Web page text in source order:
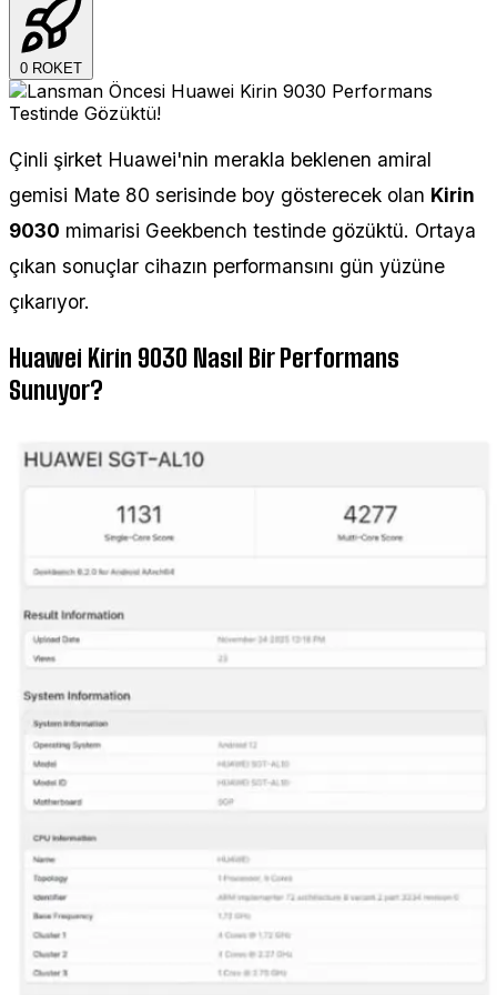
0 ROKET
Çinli şirket Huawei'nin merakla beklenen amiral
gemisi Mate 80 serisinde boy gösterecek olan Kirin
9030 mimarisi Geekbench testinde gözüktü. Ortaya
çıkan sonuçlar cihazın performansını gün yüzüne
çıkarıyor.
Huawei Kirin 9030 Nasıl Bir Performans
Sunuyor?